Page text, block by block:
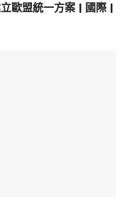
歐盟統一方案 | 國際 |